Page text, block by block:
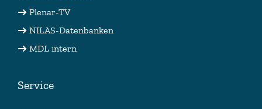
Plenar-TV
NILAS-Datenbanken
MDL intern
Service